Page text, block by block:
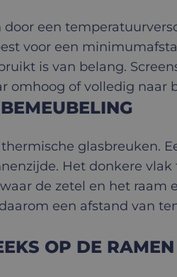
een
voor een
is van belang.
omhoog of volledig naar
glasbreuken.
Het donkere
de zetel en het raam
een afstand van
OP DE RAMEN